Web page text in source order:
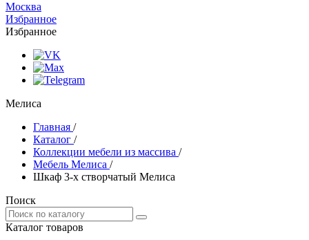
Москва
Избранное
Избранное
Мелиса
Главная /
Каталог /
Коллекции мебели из массива /
Мебель Мелиса /
Шкаф 3-х створчатый Мелиса
Поиск
Каталог товаров